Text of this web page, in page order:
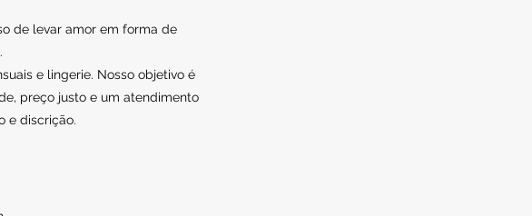
de levar amor em forma de
e lingerie. Nosso objetivo é
preço justo e um atendimento
e discrição.